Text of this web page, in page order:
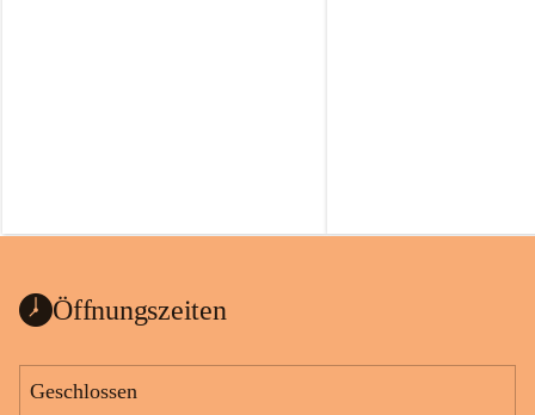
Öffnungszeiten
Geschlossen